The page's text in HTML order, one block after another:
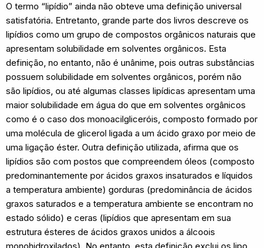
O termo “lipídio” ainda não obteve uma definição universal
satisfatória. Entretanto, grande parte dos livros descreve os
lipídios como um grupo de compostos orgânicos naturais que
apresentam solubilidade em solventes orgânicos. Esta
definição, no entanto, não é unânime, pois outras substâncias
possuem solubilidade em solventes orgânicos, porém não
são lipídios, ou até algumas classes lipídicas apresentam uma
maior solubilidade em água do que em solventes orgânicos
como é o caso dos monoacilgliceróis, composto formado por
uma molécula de glicerol ligada a um ácido graxo por meio de
uma ligação éster. Outra definição utilizada, afirma que os
lipídios são com postos que compreendem óleos (composto
predominantemente por ácidos graxos insaturados e líquidos
a temperatura ambiente) gorduras (predominância de ácidos
graxos saturados e a temperatura ambiente se encontram no
estado sólido) e ceras (lipídios que apresentam em sua
estrutura ésteres de ácidos graxos unidos a álcoois